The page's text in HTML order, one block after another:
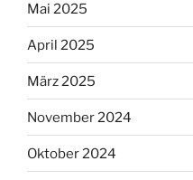
Mai 2025
April 2025
März 2025
November 2024
Oktober 2024